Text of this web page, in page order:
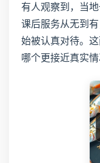
有人观察到，当
课后服务从无到
始被认真对待。
哪个更接近真实情